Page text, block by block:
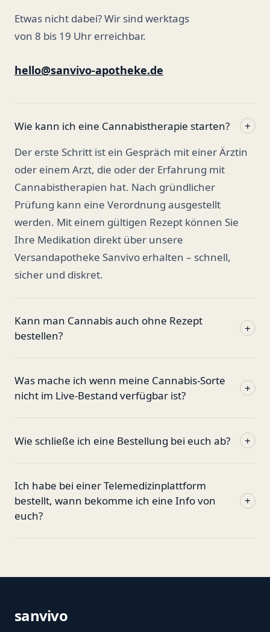
Etwas nicht dabei? Wir sind werktags
von 8 bis 19 Uhr erreichbar.
hello@sanvivo-apotheke.de
Wie kann ich eine Cannabistherapie starten?
+
Der erste Schritt ist ein Gespräch mit einer Ärztin
oder einem Arzt, die oder der Erfahrung mit
Cannabistherapien hat. Nach gründlicher
Prüfung kann eine Verordnung ausgestellt
werden. Mit einem gültigen Rezept können Sie
Ihre Medikation direkt über unsere
Versandapotheke Sanvivo erhalten – schnell,
sicher und diskret.
Kann man Cannabis auch ohne Rezept
bestellen?
+
Was mache ich wenn meine Cannabis-Sorte
nicht im Live-Bestand verfügbar ist?
+
Wie schließe ich eine Bestellung bei euch ab? +
Ich habe bei einer Telemedizinplattform
bestellt, wann bekomme ich eine Info von
euch?
+
sanvivo